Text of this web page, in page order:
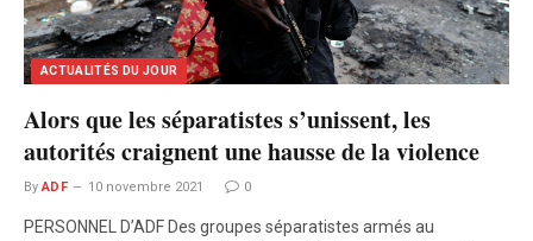
ACTUALITÉS DU JOUR
Alors que les séparatistes s’unissent, les
autorités craignent une hausse de la violence
By ADF 10 novembre 2021 0
PERSONNEL D’ADF Des groupes séparatistes armés au